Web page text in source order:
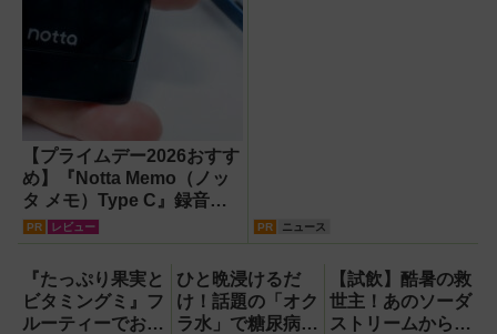
【プライムデー2026おすす
め】『Notta Memo（ノッ
タ メモ）Type C』録音か
らAI自動文字起こし・翻
スレコーダー！【議事録作
成】
PR レビュー PR ニュース
『たっぷり果実と
ビタミングミ』フ
ルーティーでおい
ひと晩浸けるだ
け！話題の「オク
ラ水」で糖尿病・
【試飲】酷暑の救
世主！あのソーダ
ストリームから